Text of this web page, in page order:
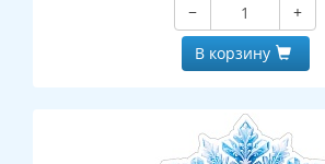
−
+
В корзину